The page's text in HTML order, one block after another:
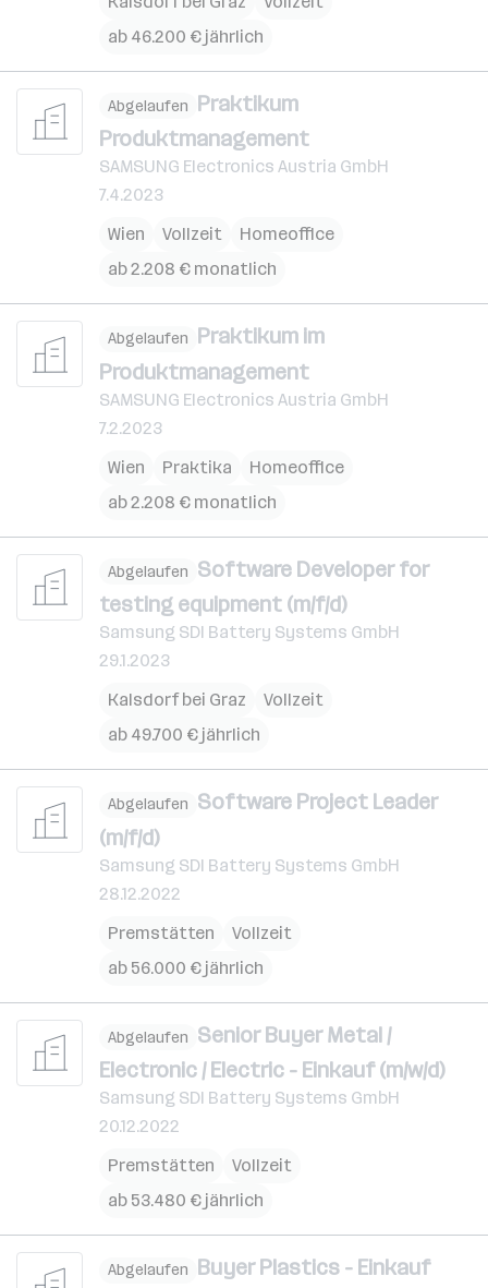
ab 46.200 € jährlich
Abgelaufen Praktikum
Produktmanagement
SAMSUNG Electronics Austria GmbH
7.4.2023
Wien
Vollzeit
Homeoffice
ab 2.208 € monatlich
Abgelaufen Praktikum im
Produktmanagement
SAMSUNG Electronics Austria GmbH
7.2.2023
Wien
Praktika
Homeoffice
ab 2.208 € monatlich
Abgelaufen Software Developer for
testing equipment (m/f/d)
Samsung SDI Battery Systems GmbH
29.1.2023
Kalsdorf bei Graz
Vollzeit
ab 49.700 € jährlich
Abgelaufen Software Project Leader
(m/f/d)
Samsung SDI Battery Systems GmbH
28.12.2022
Premstätten
Vollzeit
ab 56.000 € jährlich
Abgelaufen Senior Buyer Metal /
Electronic / Electric - Einkauf (m/w/d)
Samsung SDI Battery Systems GmbH
20.12.2022
Premstätten
Vollzeit
ab 53.480 € jährlich
Abgelaufen Buyer Plastics - Einkauf